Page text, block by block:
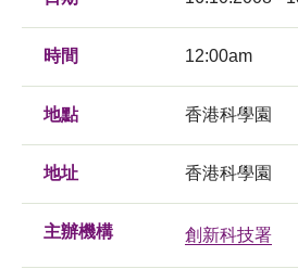
時間 12:00am
地點 香港科學園
地址 香港科學園
主辦機構 創新科技署